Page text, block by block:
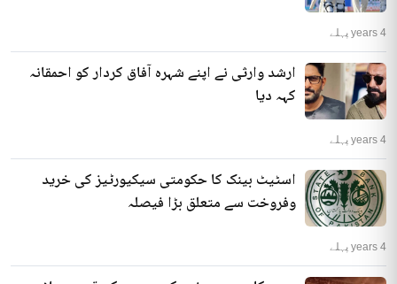
4 years پہلے
ارشد وارثی نے اپنے شہرہ آفاق کردار کو احمقانہ
کہہ دیا
4 years پہلے
اسٹیٹ بینک کا حکومتی سیکیورٹیز کی خرید
وفروخت سے متعلق بڑا فیصلہ
4 years پہلے